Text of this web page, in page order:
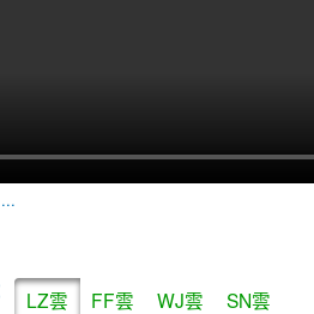
LZ雲 FF雲 WJ雲 SN雲